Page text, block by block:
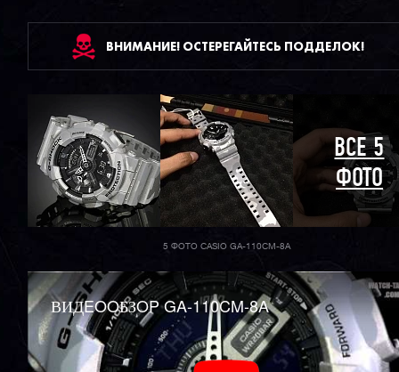
ВНИМАНИЕ! ОСТЕРЕГАЙТЕСЬ ПОДДЕЛОК!
ВСЕ 5
ФОТО
5 ФОТО CASIO GA-110CM-8A
ВИДEOOБЗOP GA-110CM-8A